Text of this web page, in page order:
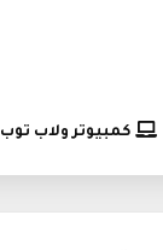
كمبيوتر ولاب توب